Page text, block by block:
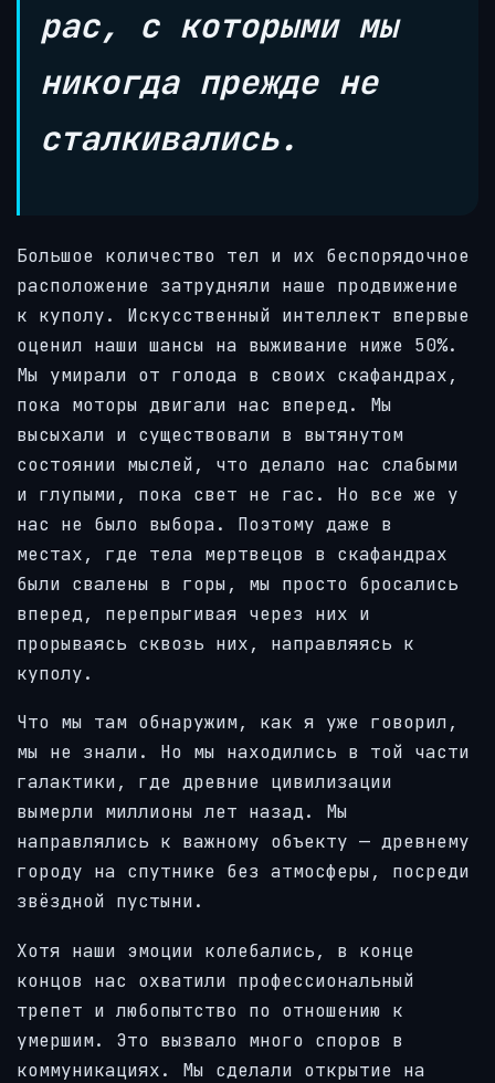
рас, с которыми мы
никогда прежде не
сталкивались.
Большое количество тел и их беспорядочное
расположение затрудняли наше продвижение
к куполу. Искусственный интеллект впервые
оценил наши шансы на выживание ниже 50%.
Мы умирали от голода в своих скафандрах,
пока моторы двигали нас вперед. Мы
высыхали и существовали в вытянутом
состоянии мыслей, что делало нас слабыми
и глупыми, пока свет не гас. Но все же у
нас не было выбора. Поэтому даже в
местах, где тела мертвецов в скафандрах
были свалены в горы, мы просто бросались
вперед, перепрыгивая через них и
прорываясь сквозь них, направляясь к
куполу.
Что мы там обнаружим, как я уже говорил,
мы не знали. Но мы находились в той части
галактики, где древние цивилизации
вымерли миллионы лет назад. Мы
направлялись к важному объекту — древнему
городу на спутнике без атмосферы, посреди
звёздной пустыни.
Хотя наши эмоции колебались, в конце
концов нас охватили профессиональный
трепет и любопытство по отношению к
умершим. Это вызвало много споров в
коммуникациях. Мы сделали открытие на